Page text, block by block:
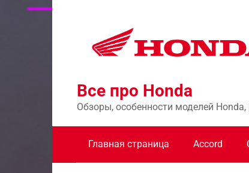
Перейти
Все про Honda
Обзоры, особенности моделей
Главная страница Accord